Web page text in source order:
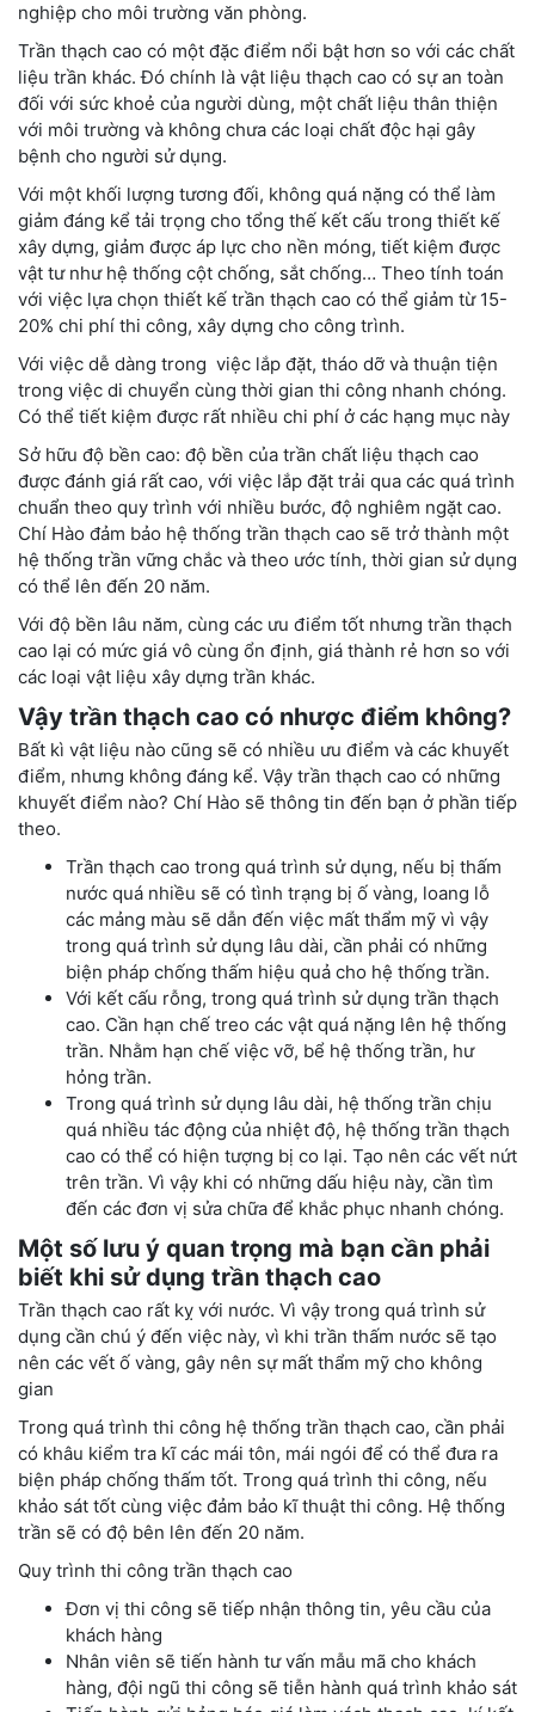
nghiệp cho môi trường văn phòng.
Trần thạch cao có một đặc điểm nổi bật hơn so với các chất
liệu trần khác. Đó chính là vật liệu thạch cao có sự an toàn
đối với sức khoẻ của người dùng, một chất liệu thân thiện
với môi trường và không chưa các loại chất độc hại gây
bệnh cho người sử dụng.
Với một khối lượng tương đối, không quá nặng có thể làm
giảm đáng kể tải trọng cho tổng thế kết cấu trong thiết kế
xây dựng, giảm được áp lực cho nền móng, tiết kiệm được
vật tư như hệ thống cột chống, sắt chống… Theo tính toán
với việc lựa chọn thiết kế trần thạch cao có thể giảm từ 15-
20% chi phí thi công, xây dựng cho công trình.
Với việc dễ dàng trong việc lắp đặt, tháo dỡ và thuận tiện
trong việc di chuyển cùng thời gian thi công nhanh chóng.
Có thể tiết kiệm được rất nhiều chi phí ở các hạng mục này
Sở hữu độ bền cao: độ bền của trần chất liệu thạch cao
được đánh giá rất cao, với việc lắp đặt trải qua các quá trình
chuẩn theo quy trình với nhiều bước, độ nghiêm ngặt cao.
Chí Hào đảm bảo hệ thống trần thạch cao sẽ trở thành một
hệ thống trần vững chắc và theo ước tính, thời gian sử dụng
có thể lên đến 20 năm.
Với độ bền lâu năm, cùng các ưu điểm tốt nhưng trần thạch
cao lại có mức giá vô cùng ổn định, giá thành rẻ hơn so với
các loại vật liệu xây dựng trần khác.
Vậy trần thạch cao có nhược điểm không?
Bất kì vật liệu nào cũng sẽ có nhiều ưu điểm và các khuyết
điểm, nhưng không đáng kể. Vậy trần thạch cao có những
khuyết điểm nào? Chí Hào sẽ thông tin đến bạn ở phần tiếp
theo.
Trần thạch cao trong quá trình sử dụng, nếu bị thấm
nước quá nhiều sẽ có tình trạng bị ố vàng, loang lỗ
các mảng màu sẽ dẫn đến việc mất thẩm mỹ vì vậy
trong quá trình sử dụng lâu dài, cần phải có những
biện pháp chống thấm hiệu quả cho hệ thống trần.
Với kết cấu rỗng, trong quá trình sử dụng trần thạch
cao. Cần hạn chế treo các vật quá nặng lên hệ thống
trần. Nhằm hạn chế việc vỡ, bể hệ thống trần, hư
hỏng trần.
Trong quá trình sử dụng lâu dài, hệ thống trần chịu
quá nhiều tác động của nhiệt độ, hệ thống trần thạch
cao có thể có hiện tượng bị co lại. Tạo nên các vết nứt
trên trần. Vì vậy khi có những dấu hiệu này, cần tìm
đến các đơn vị sửa chữa để khắc phục nhanh chóng.
Một số lưu ý quan trọng mà bạn cần phải
biết khi sử dụng trần thạch cao
Trần thạch cao rất kỵ với nước. Vì vậy trong quá trình sử
dụng cần chú ý đến việc này, vì khi trần thấm nước sẽ tạo
nên các vết ố vàng, gây nên sự mất thẩm mỹ cho không
gian
Trong quá trình thi công hệ thống trần thạch cao, cần phải
có khâu kiểm tra kĩ các mái tôn, mái ngói để có thể đưa ra
biện pháp chống thấm tốt. Trong quá trình thi công, nếu
khảo sát tốt cùng việc đảm bảo kĩ thuật thi công. Hệ thống
trần sẽ có độ bên lên đến 20 năm.
Quy trình thi công trần thạch cao
Đơn vị thi công sẽ tiếp nhận thông tin, yêu cầu của
khách hàng
Nhân viên sẽ tiến hành tư vấn mẫu mã cho khách
hàng, đội ngũ thi công sẽ tiễn hành quá trình khảo sát